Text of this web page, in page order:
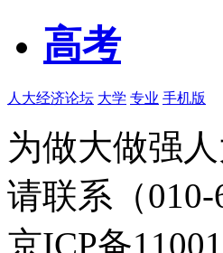
高考
人大经济论坛 大学 专业 手机版
为做大做强
请联系（010-
京ICP备